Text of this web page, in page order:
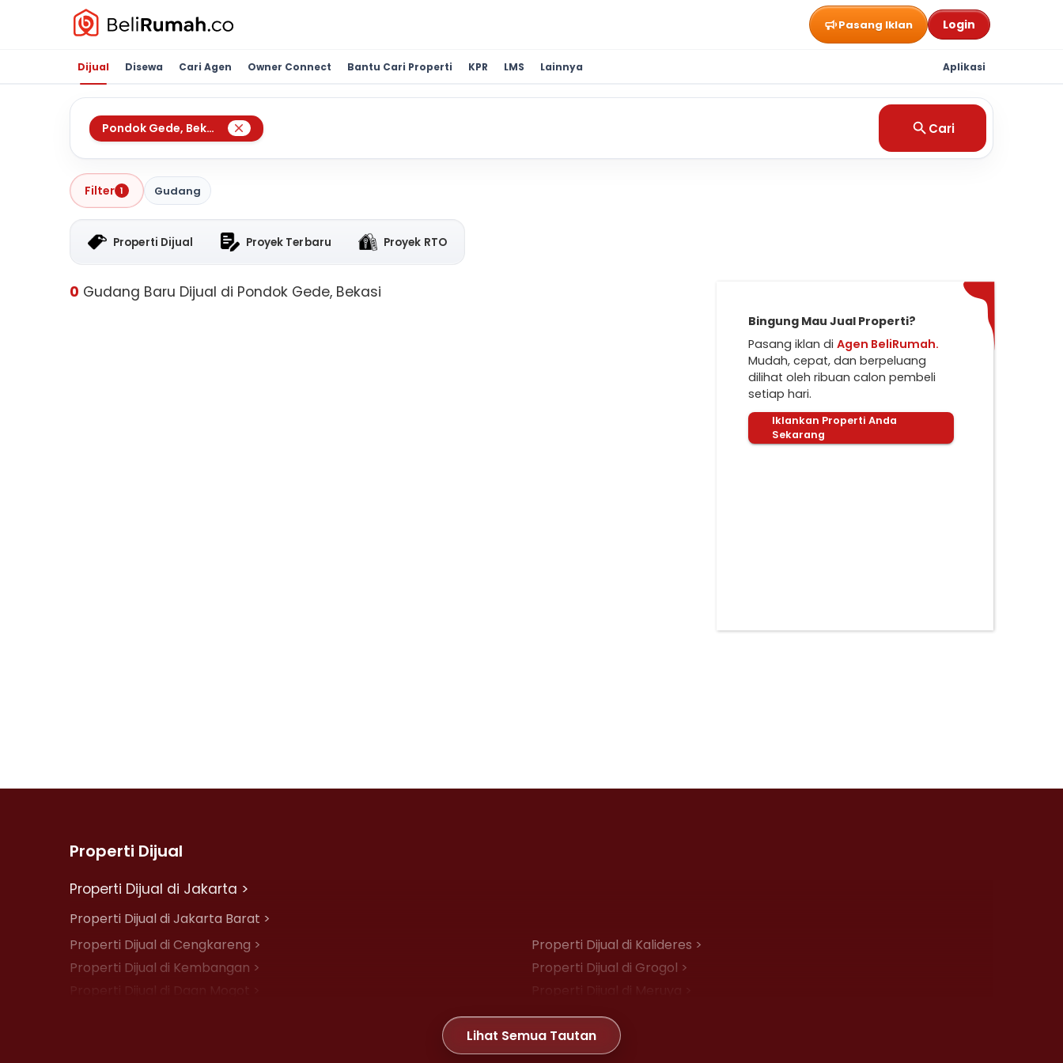
Pasang Iklan Login
Dijual Disewa Cari Agen Owner Connect Bantu Cari Properti KPR LMS Lainnya Aplikasi
Pondok Gede, Bekasi Cari
Filter 1 Gudang
Properti Dijual Proyek Terbaru Proyek RTO
0 Gudang Baru Dijual di Pondok Gede, Bekasi
Bingung Mau Jual Properti?
Pasang iklan di Agen BeliRumah.
Mudah, cepat, dan berpeluang
dilihat oleh ribuan calon pembeli
setiap hari.
Iklankan Properti Anda
Sekarang
Properti Dijual
Properti Dijual di Jakarta >
Properti Dijual di Jakarta Barat >
Properti Dijual di Cengkareng >
Properti Dijual di Kalideres >
Properti Dijual di Kembangan >
Properti Dijual di Grogol >
Properti Dijual di Daan Mogot >
Properti Dijual di Meruya >
Properti Dijual di Joglo >
Lihat Semua Tautan